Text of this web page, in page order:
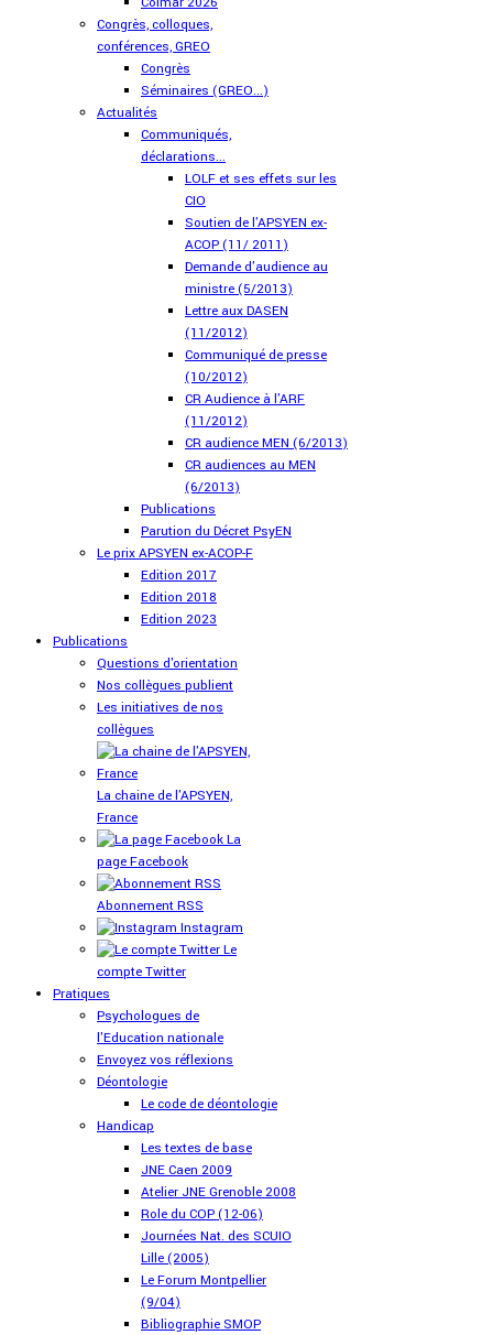
Congrès, colloques,
conférences, GREO
Congrès
Séminaires (GREO...)
Actualités
Communiqués,
déclarations...
LOLF et ses effets sur les
CIO
Soutien de l'APSYEN ex-
ACOP (11/ 2011)
Demande d'audience au
ministre (5/2013)
Lettre aux DASEN
(11/2012)
Communiqué de presse
(10/2012)
CR Audience à l'ARF
(11/2012)
CR audience MEN (6/2013)
CR audiences au MEN
(6/2013)
Publications
Parution du Décret PsyEN
Le prix APSYEN ex-ACOP-F
Edition 2017
Edition 2018
Edition 2023
Publications
Questions d'orientation
Nos collègues publient
Les initiatives de nos
collègues
La chaine de l'APSYEN,
France
La
page Facebook
Abonnement RSS
Instagram
Le
compte Twitter
Pratiques
Psychologues de
l'Education nationale
Envoyez vos réflexions
Déontologie
Le code de déontologie
Handicap
Les textes de base
JNE Caen 2009
Atelier JNE Grenoble 2008
Role du COP (12-06)
Journées Nat. des SCUIO
Lille (2005)
Le Forum Montpellier
(9/04)
Bibliographie SMOP